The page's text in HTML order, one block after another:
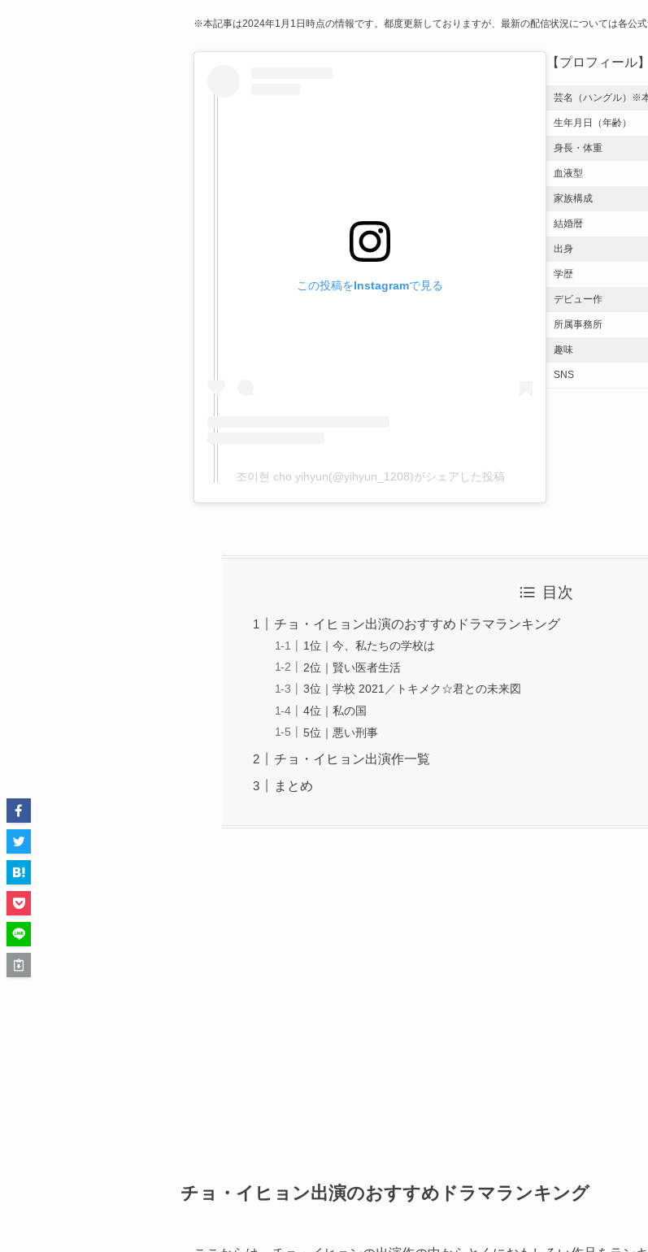
※本記事は2024年1月1日時点の情報です。都度更新しておりますが、最新の配信状況については各公式
この投稿をInstagramで見る
조이현 cho yihyun(@yihyun_1208)がシェアした投稿
【プロフィール】
芸名（ハングル）※
生年月日（年齢）
身長・体重
血液型
家族構成
結婚暦
出身
学歴
デビュー作
所属事務所
趣味
SNS
目次
チョ・イヒョン出演のおすすめドラマランキング
1位｜今、私たちの学校は
2位｜賢い医者生活
3位｜学校 2021／トキメク☆君との未来図
4位｜私の国
5位｜悪い刑事
チョ・イヒョン出演作一覧
まとめ
チョ・イヒョン出演のおすすめドラマランキング